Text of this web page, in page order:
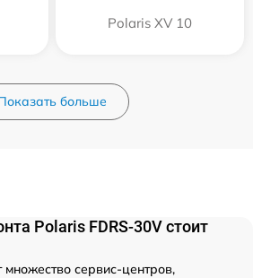
Polaris XV 10
больше
Polaris FDRS-30V стоит
сервис-центров,